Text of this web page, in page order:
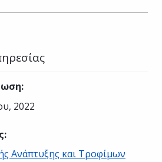
:
2022
:
Ανάπτυξης και Τροφίμων